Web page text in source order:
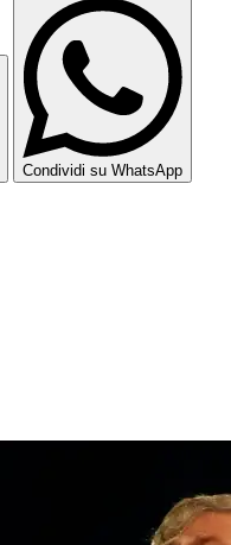
Condividi su WhatsApp